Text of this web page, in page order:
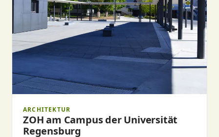
ARCHITEKTUR
ZOH am Campus der Universität
Regensburg